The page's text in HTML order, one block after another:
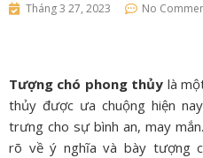
Tháng 3 27, 2023 No
Tượng chó phong thủy là
thủy được ưa chuộng hiện
trưng cho sự bình an, may
rõ về ý nghĩa và bày tượng